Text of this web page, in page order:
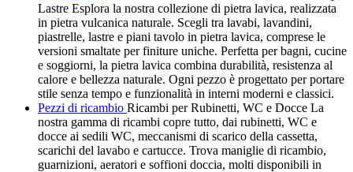
Lastre Esplora la nostra collezione di pietra lavica, realizzata
in pietra vulcanica naturale. Scegli tra lavabi, lavandini,
piastrelle, lastre e piani tavolo in pietra lavica, comprese le
versioni smaltate per finiture uniche. Perfetta per bagni, cucine
e soggiorni, la pietra lavica combina durabilità, resistenza al
calore e bellezza naturale. Ogni pezzo è progettato per portare
stile senza tempo e funzionalità in interni moderni e classici.
Pezzi di ricambio Ricambi per Rubinetti, WC e Docce La
nostra gamma di ricambi copre tutto, dai rubinetti, WC e
docce ai sedili WC, meccanismi di scarico della cassetta,
scarichi del lavabo e cartucce. Trova maniglie di ricambio,
guarnizioni, aeratori e soffioni doccia, molti disponibili in